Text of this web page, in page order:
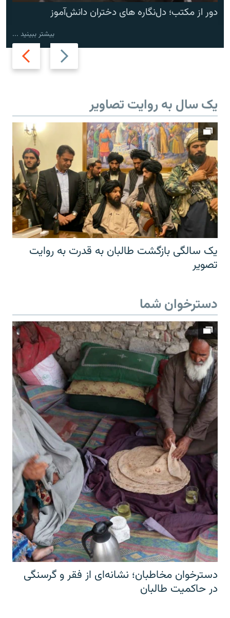
Previous
slide
Next
slide
دور از مکتب؛ دل‌نگاره های دختران دانش‌آموز
بیشتر ببینید ...
یک سال به روایت تصاویر
یک سالگی بازگشت طالبان به قدرت به روایت
تصویر
دسترخوان شما
دسترخوان مخاطبان؛ نشانه‌ای از فقر و گرسنگی
در حاکمیت طالبان